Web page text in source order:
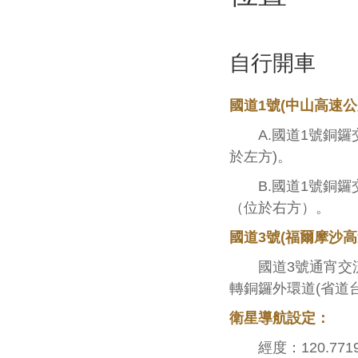
自行開車
國道1號(中山高速
A.國道1號銅鑼交
於左方)。
B.國道1號銅鑼交
（位於右方）。
國道3號(福爾摩沙
國道3號通宵交流
轉銅鑼外環道(省道
衛星導航設定：
經度：